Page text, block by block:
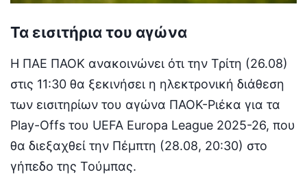
Τα εισιτήρια του αγώνα
Η ΠΑΕ ΠΑΟΚ ανακοινώνει ότι την Τρίτη (26.08)
στις 11:30 θα ξεκινήσει η ηλεκτρονική διάθεση
των εισιτηρίων του αγώνα ΠΑΟΚ-Ριέκα για τα
Play-Offs του UEFA Europa League 2025-26, που
θα διεξαχθεί την Πέμπτη (28.08, 20:30) στο
γήπεδο της Τούμπας.